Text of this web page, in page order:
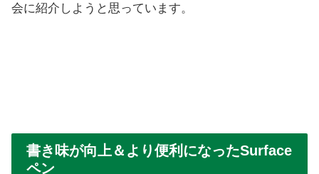
会に紹介しようと思っています。
書き味が向上＆より便利になったSurface
ペン